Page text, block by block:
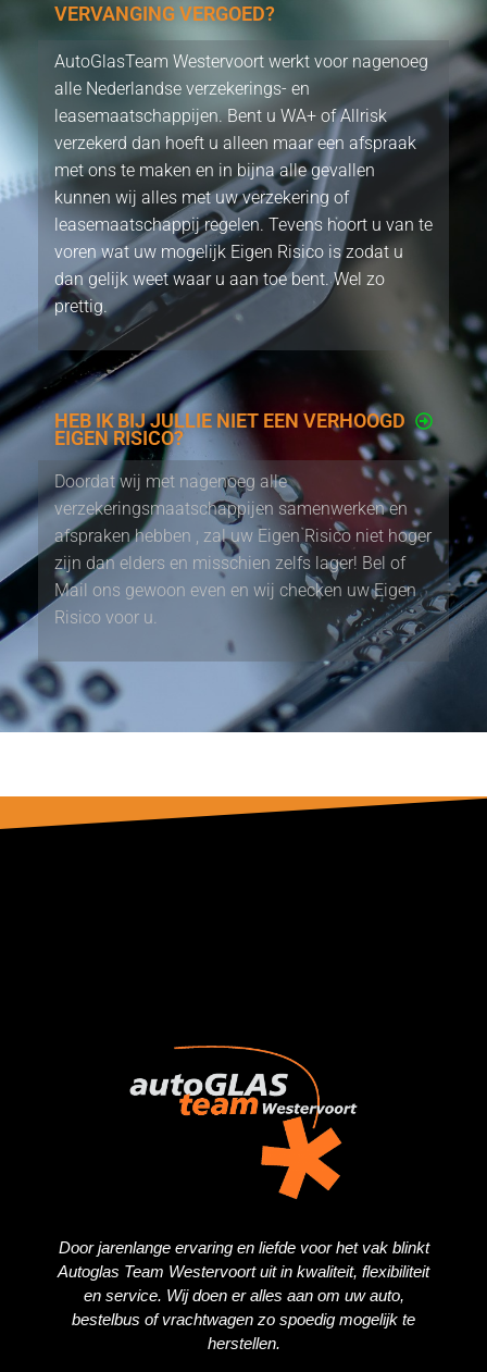
VERVANGING VERGOED?
AutoGlasTeam Westervoort werkt voor nagenoeg
alle Nederlandse verzekerings- en
leasemaatschappijen. Bent u WA+ of Allrisk
verzekerd dan hoeft u alleen maar een afspraak
met ons te maken en in bijna alle gevallen
kunnen wij alles met uw verzekering of
leasemaatschappij regelen. Tevens hoort u van te
voren wat uw mogelijk Eigen Risico is zodat u
dan gelijk weet waar u aan toe bent. Wel zo
prettig.
HEB IK BIJ JULLIE NIET EEN VERHOOGD
EIGEN RISICO?
Doordat wij met nagenoeg alle
verzekeringsmaatschappijen samenwerken en
afspraken hebben , zal uw Eigen Risico niet hoger
zijn dan elders en misschien zelfs lager! Bel of
Mail ons gewoon even en wij checken uw Eigen
Risico voor u.
Door jarenlange ervaring en liefde voor het vak blinkt
Autoglas Team Westervoort uit in kwaliteit, flexibiliteit
en service. Wij doen er alles aan om uw auto,
bestelbus of vrachtwagen zo spoedig mogelijk te
herstellen.